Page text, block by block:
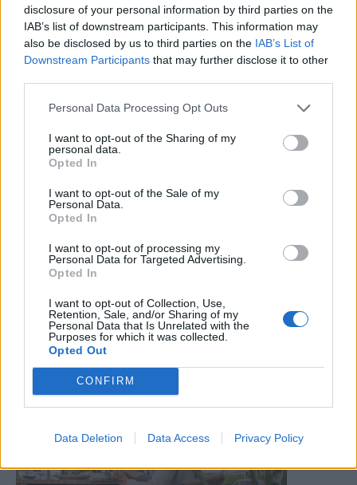
disclosure of your personal information by third parties on the
IAB’s list of downstream participants. This information may
also be disclosed by us to third parties on the IAB’s List of
Downstream Participants that may further disclose it to other
Personal Data Processing Opt Outs
I want to opt-out of the Sharing of my
personal data.
Opted In
I want to opt-out of the Sale of my
Personal Data.
Opted In
I want to opt-out of processing my
Personal Data for Targeted Advertising.
Opted In
I want to opt-out of Collection, Use,
Retention, Sale, and/or Sharing of my
Personal Data that Is Unrelated with the
Purposes for which it was collected.
Opted Out
CONFIRM
Data Deletion Data Access Privacy Policy